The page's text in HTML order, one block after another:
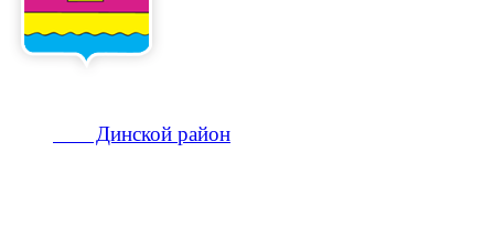
Динской район